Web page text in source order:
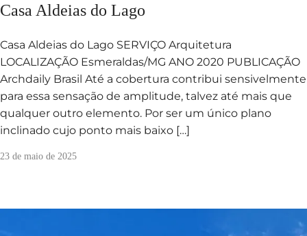
Casa Aldeias do Lago
Casa Aldeias do Lago SERVIÇO Arquitetura
LOCALIZAÇÃO Esmeraldas/MG ANO 2020 PUBLICAÇÃO
Archdaily Brasil Até a cobertura contribui sensivelmente
para essa sensação de amplitude, talvez até mais que
qualquer outro elemento. Por ser um único plano
inclinado cujo ponto mais baixo […]
23 de maio de 2025